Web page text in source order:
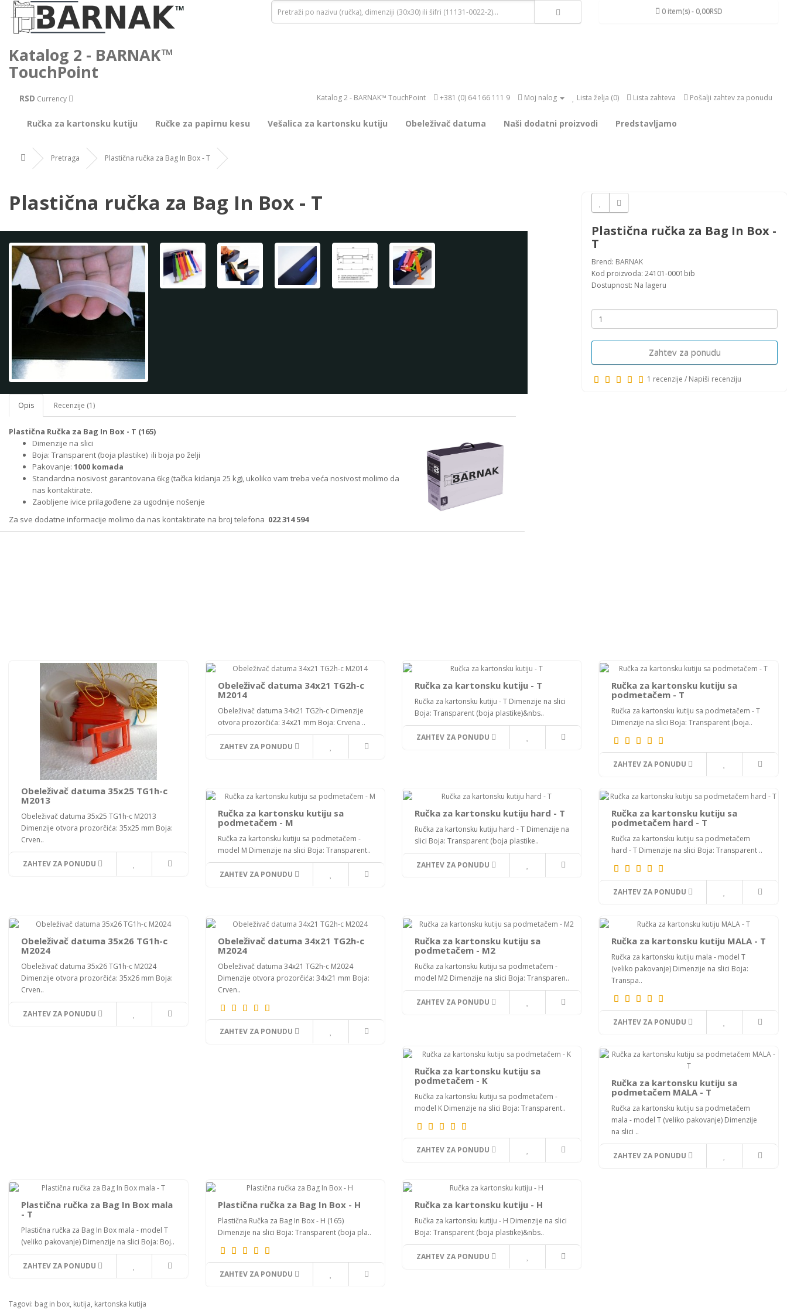
Katalog 2 - BARNAK™
TouchPoint
0 item(s) - 0,00RSD
RSD Currency Katalog 2 - BARNAK™ TouchPoint +381 (0) 64 166 111 9 Moj nalog Lista želja (0) Lista zahteva Pošalji zahtev za ponudu
Ručka za kartonsku kutiju Ručke za papirnu kesu Vešalica za kartonsku kutiju Obeleživač datuma Naši dodatni proizvodi Predstavljamo
Pretraga Plastična ručka za Bag In Box - T
Plastična ručka za Bag In Box - T
Opis Recenzije (1)
Plastična Ručka za Bag In Box - T (165)
Dimenzije na slici
Boja: Transparent (boja plastike) ili boja po želji
Pakovanje: 1000 komada
Standardna nosivost garantovana 6kg (tačka kidanja 25 kg), ukoliko vam treba veća nosivost molimo da
nas kontaktirate.
Zaobljene ivice prilagođene za ugodnije nošenje
Za sve dodatne informacije molimo da nas kontaktirate na broj telefona 022 314 594
Plastična ručka za Bag In Box -
T
Brend: BARNAK
Kod proizvoda: 24101-0001bib
Dostupnost: Na lageru
Zahtev za ponudu
1 recenzije / Napiši recenziju
Obeleživač datuma 35x25 TG1h-c
M2013
Obeleživač datuma 35x25 TG1h-c M2013
Dimenzije otvora prozorčića: 35x25 mm Boja:
Crven..
ZAHTEV ZA PONUDU
Obeleživač datuma 34x21 TG2h-c
M2014
Obeleživač datuma 34x21 TG2h-c Dimenzije
otvora prozorčića: 34x21 mm Boja: Crvena ..
ZAHTEV ZA PONUDU
Ručka za kartonsku kutiju - T
Ručka za kartonsku kutiju - T Dimenzije na slici
Boja: Transparent (boja plastike)&nbs..
ZAHTEV ZA PONUDU
Ručka za kartonsku kutiju sa
podmetačem - T
Ručka za kartonsku kutiju sa podmetačem - T
Dimenzije na slici Boja: Transparent (boja..
ZAHTEV ZA PONUDU
Ručka za kartonsku kutiju sa
podmetačem - M
Ručka za kartonsku kutiju sa podmetačem -
model M Dimenzije na slici Boja: Transparent..
ZAHTEV ZA PONUDU
Ručka za kartonsku kutiju hard - T
Ručka za kartonsku kutiju hard - T Dimenzije na
slici Boja: Transparent (boja plastike..
ZAHTEV ZA PONUDU
Ručka za kartonsku kutiju sa
podmetačem hard - T
Ručka za kartonsku kutiju sa podmetačem
hard - T Dimenzije na slici Boja: Transparent ..
ZAHTEV ZA PONUDU
Obeleživač datuma 35x26 TG1h-c
M2024
Obeleživač datuma 35x26 TG1h-c M2024
Dimenzije otvora prozorčića: 35x26 mm Boja:
Crven..
ZAHTEV ZA PONUDU
Obeleživač datuma 34x21 TG2h-c
M2024
Obeleživač datuma 34x21 TG2h-c M2024
Dimenzije otvora prozorčića: 34x21 mm Boja:
Crven..
ZAHTEV ZA PONUDU
Ručka za kartonsku kutiju sa
podmetačem - M2
Ručka za kartonsku kutiju sa podmetačem -
model M2 Dimenzije na slici Boja: Transparen..
ZAHTEV ZA PONUDU
Ručka za kartonsku kutiju MALA - T
Ručka za kartonsku kutiju mala - model T
(veliko pakovanje) Dimenzije na slici Boja:
Transpa..
ZAHTEV ZA PONUDU
Ručka za kartonsku kutiju sa
podmetačem - K
Ručka za kartonsku kutiju sa podmetačem -
model K Dimenzije na slici Boja: Transparent..
ZAHTEV ZA PONUDU
Ručka za kartonsku kutiju sa
podmetačem MALA - T
Ručka za kartonsku kutiju sa podmetačem
mala - model T (veliko pakovanje) Dimenzije
na slici ..
ZAHTEV ZA PONUDU
Plastična ručka za Bag In Box mala
- T
Plastična ručka za Bag In Box mala - model T
(veliko pakovanje) Dimenzije na slici Boja: Boj..
ZAHTEV ZA PONUDU
Plastična ručka za Bag In Box - H
Plastična Ručka za Bag In Box - H (165)
Dimenzije na slici Boja: Transparent (boja pla..
ZAHTEV ZA PONUDU
Ručka za kartonsku kutiju - H
Ručka za kartonsku kutiju - H Dimenzije na slici
Boja: Transparent (boja plastike)&nbs..
ZAHTEV ZA PONUDU
Tagovi: bag in box, kutija, kartonska kutija